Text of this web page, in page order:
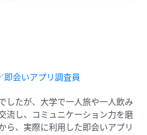
即会いアプリ調査員
したが、大学で一人旅や一人飲み
流し、コミュニケーション力を磨
ら、実際に利用した即会いアプリ